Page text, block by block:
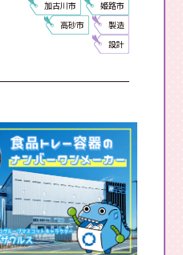
加古川市
姫路市
高砂市
製造
設計